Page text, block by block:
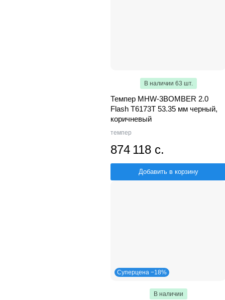
В наличии 63 шт.
Темпер MHW-3BOMBER 2.0
Flash T6173T 53.35 мм черный,
коричневый
темпер
874 118 с.
Добавить в корзину
Суперцена −18%
В наличии